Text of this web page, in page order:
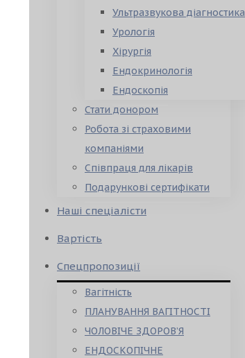
Ультразвукова діагностика
Урологія
Хірургія
Ендокринологія
Ендоскопія
Стати донором
Робота зі страховими
компаніями
Співпраця для лікарів
Подарункові сертифікати
Наші спеціалісти
Вартість
Спецпропозиції
Вагітність
ПЛАНУВАННЯ ВАГІТНОСТІ
ЧОЛОВІЧЕ ЗДОРОВ’Я
ЕНДОСКОПІЧНЕ